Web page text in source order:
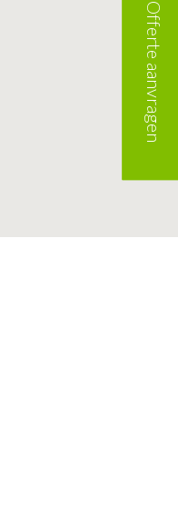
Offerte aanvragen